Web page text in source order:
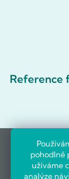
pohodlně
užíváme
analýze
Reference